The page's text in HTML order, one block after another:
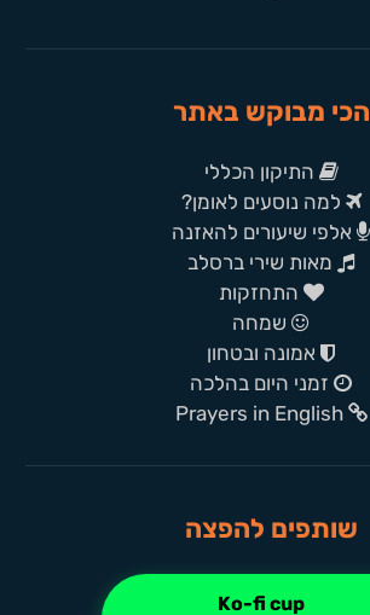
הכי מבוקש באתר
התיקון הכללי
למה נוסעים לאומן?
אלפי שיעורים להאזנה
מאות שירי ברסלב
התחזקות
שמחה
אמונה ובטחון
זמני היום בהלכה
Prayers in English
שותפים להפצה